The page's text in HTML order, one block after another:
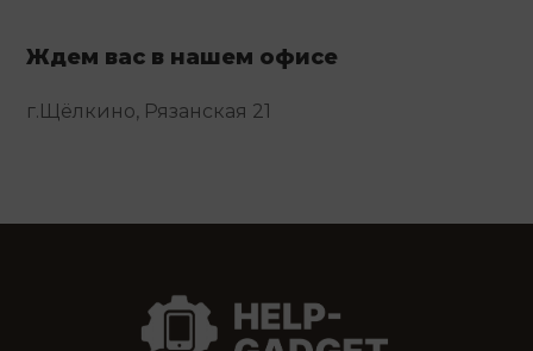
Ждем вас в нашем офисе
г.Щёлкино, Рязанская 21